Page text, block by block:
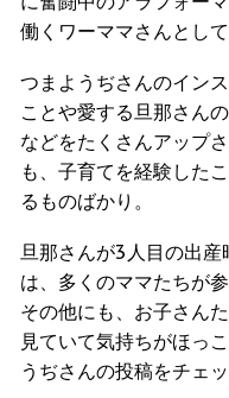
働くワーママさんとし
つまようぢさんのイン
ことや愛する旦那さん
などをたくさんアップ
も、子育てを経験した
るものばかり。
旦那さんが3人目の出
は、多くのママたちが
その他にも、お子さん
見ていて気持ちがほっ
うぢさんの投稿をチェ